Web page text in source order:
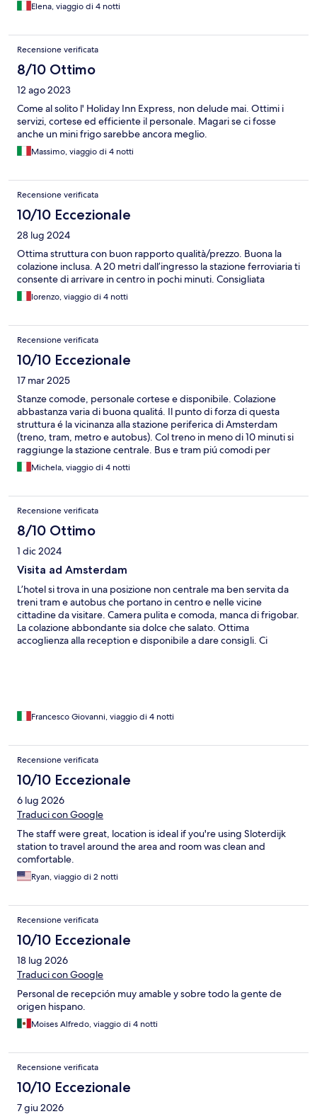
Elena, viaggio di 4 notti
Recensione verificata
8/10 Ottimo
12 ago 2023
Come al solito l' Holiday Inn Express, non delude mai. Ottimi i
servizi, cortese ed efficiente il personale. Magari se ci fosse
anche un mini frigo sarebbe ancora meglio.
Massimo, viaggio di 4 notti
Recensione verificata
10/10 Eccezionale
28 lug 2024
Ottima struttura con buon rapporto qualità/prezzo. Buona la
colazione inclusa. A 20 metri dall’ingresso la stazione ferroviaria ti
consente di arrivare in centro in pochi minuti. Consigliata
lorenzo, viaggio di 4 notti
Recensione verificata
10/10 Eccezionale
17 mar 2025
Stanze comode, personale cortese e disponibile. Colazione
abbastanza varia di buona qualitá. Il punto di forza di questa
struttura é la vicinanza alla stazione periferica di Amsterdam
(treno, tram, metro e autobus). Col treno in meno di 10 minuti si
raggiunge la stazione centrale. Bus e tram piú comodi per
raggiungere altre zone della cittá ovviamente con tempi piú
lunghi. Senz'altro un'ottima soluzione per soggiornare a prezzi
Michela, viaggio di 4 notti
Recensione verificata
8/10 Ottimo
1 dic 2024
Visita ad Amsterdam
L’hotel si trova in una posizione non centrale ma ben servita da
treni tram e autobus che portano in centro e nelle vicine
cittadine da visitare. Camera pulita e comoda, manca di frigobar.
La colazione abbondante sia dolce che salato. Ottima
accoglienza alla reception e disponibile a dare consigli. Ci
Francesco Giovanni, viaggio di 4 notti
Recensione verificata
10/10 Eccezionale
6 lug 2026
Traduci con Google
The staff were great, location is ideal if you're using Sloterdijk
station to travel around the area and room was clean and
comfortable.
Ryan, viaggio di 2 notti
Recensione verificata
10/10 Eccezionale
18 lug 2026
Traduci con Google
Personal de recepción muy amable y sobre todo la gente de
origen hispano.
Moises Alfredo, viaggio di 4 notti
Recensione verificata
10/10 Eccezionale
7 giu 2026